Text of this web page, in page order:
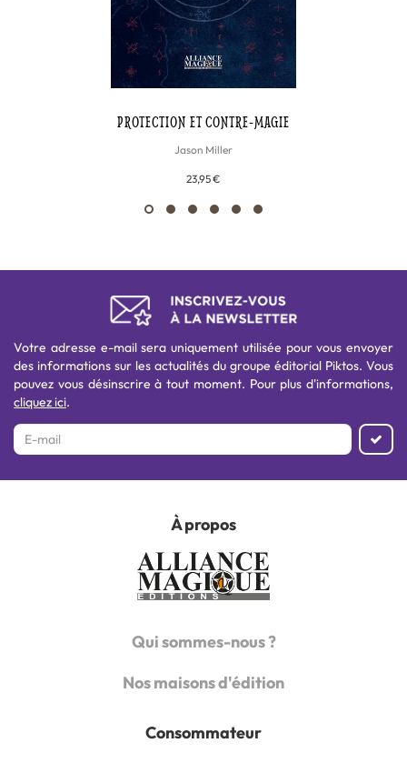
PROTECTION ET CONTRE-MAGIE
Jason Miller
23,95 €
Votre adresse e-mail sera uniquement utilisée pour vous envoyer
des informations sur les actualités du groupe éditorial Piktos. Vous
pouvez vous désinscrire à tout moment. Pour plus d'informations,
cliquez ici.
À propos
Qui sommes-nous ?
Nos maisons d'édition
Consommateur